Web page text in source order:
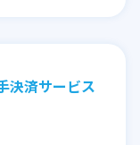
決済サービス